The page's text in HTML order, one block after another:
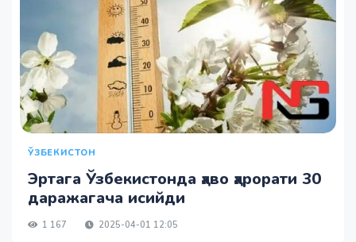
ЎЗБЕКИСТОН
Эртага Ўзбекистонда ҳаво ҳарорати 30
даражагача исийди
1 167 2025-04-01 12:05